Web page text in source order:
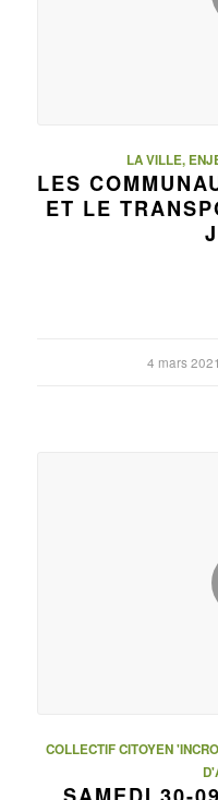
LA VILLE,
LES
ET LE
4 mars 2021
/
COLLECTIF CITOYEN